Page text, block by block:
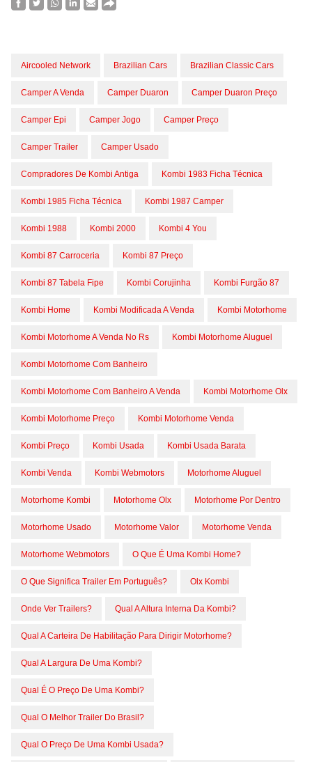
Aircooled Network Brazilian Cars Brazilian Classic Cars
Camper A Venda Camper Duaron Camper Duaron Preço
Camper Epi Camper Jogo Camper Preço
Camper Trailer Camper Usado
Compradores De Kombi Antiga Kombi 1983 Ficha Técnica
Kombi 1985 Ficha Técnica Kombi 1987 Camper
Kombi 1988 Kombi 2000 Kombi 4 You
Kombi 87 Carroceria Kombi 87 Preço
Kombi 87 Tabela Fipe Kombi Corujinha Kombi Furgão 87
Kombi Home Kombi Modificada A Venda Kombi Motorhome
Kombi Motorhome A Venda No Rs Kombi Motorhome Aluguel
Kombi Motorhome Com Banheiro
Kombi Motorhome Com Banheiro A Venda Kombi Motorhome Olx
Kombi Motorhome Preço Kombi Motorhome Venda
Kombi Preço Kombi Usada Kombi Usada Barata
Kombi Venda Kombi Webmotors Motorhome Aluguel
Motorhome Kombi Motorhome Olx Motorhome Por Dentro
Motorhome Usado Motorhome Valor Motorhome Venda
Motorhome Webmotors O Que É Uma Kombi Home?
O Que Significa Trailer Em Português? Olx Kombi
Onde Ver Trailers? Qual A Altura Interna Da Kombi?
Qual A Carteira De Habilitação Para Dirigir Motorhome?
Qual A Largura De Uma Kombi?
Qual É O Preço De Uma Kombi?
Qual O Melhor Trailer Do Brasil?
Qual O Preço De Uma Kombi Usada?